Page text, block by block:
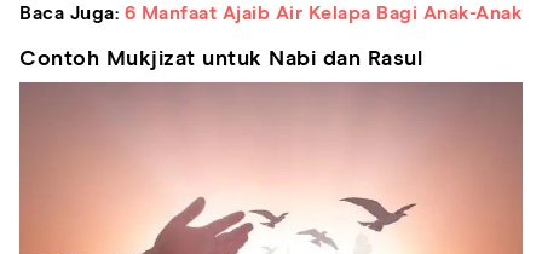
Baca Juga: 6 Manfaat Ajaib Air Kelapa Bagi Anak-Anak
Contoh Mukjizat untuk Nabi dan Rasul